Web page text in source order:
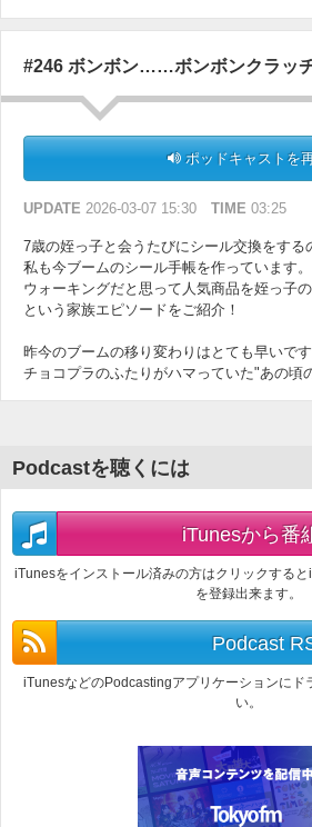
#246 ボンボン……ボンボンクラッ
ポッドキャストを
UPDATE 2026-03-07 15:30 TIME 03:25
7歳の姪っ子と会うたびにシール交換をする
私も今ブームのシール手帳を作っています。
ウォーキングだと思って人気商品を姪っ子
という家族エピソードをご紹介！
昨今のブームの移り変わりはとても早いです
チョコプラのふたりがハマっていた"あの
Podcastを聴くには
iTunesから番
iTunesをインストール済みの方はクリックする
を登録出来ます。
Podcast
iTunesなどのPodcastingアプリケーションにド
い。